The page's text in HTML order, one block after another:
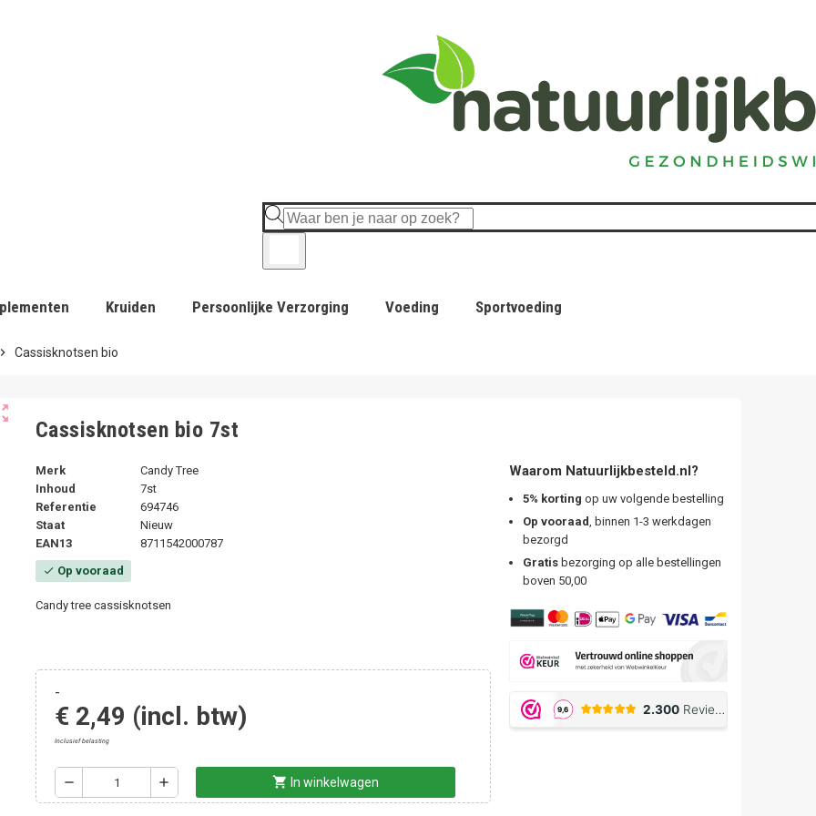
Kruiden Persoonlijke Verzorging Voeding Sportvoeding
chevron_right Cassisknotsen bio
Cassisknotsen bio 7st
Merk
Candy Tree
Inhoud
7st
Referentie
694746
Staat
Nieuw
EAN13
8711542000787
check Op vooraad
Candy tree cassisknotsen
-
€ 2,49 (incl. btw)
Inclusief belasting
remove add shopping_cart In winkelwagen
Waarom Natuurlijkbesteld.nl?
5% korting op uw volgende bestelling
Op vooraad, binnen 1-3 werkdagen
bezorgd
Gratisbezorging op alle bestellingen
boven 50,00